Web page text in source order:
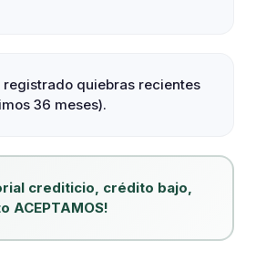
registrado quiebras recientes
36 meses).
crediticio, crédito bajo,
ACEPTAMOS!